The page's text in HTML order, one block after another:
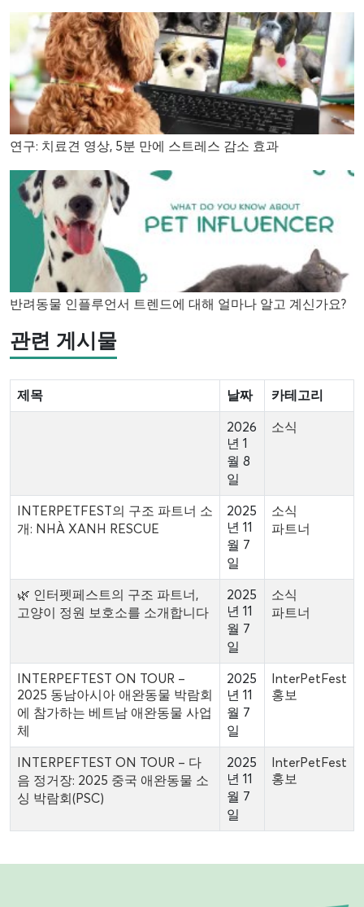
연구: 치료견 영상, 5분 만에 스트레스 감소 효과
반려동물 인플루언서 트렌드에 대해 얼마나 알고 계신가요?
관련 게시물
제목 날짜
카테고리
2026
년 1
월 8
일
소식
INTERPETFEST의 구조 파트너 소
개: NHÀ XANH RESCUE
2025
년 11
월 7
일
소식
파트너
🌿 인터펫페스트의 구조 파트너,
고양이 정원 보호소를 소개합니다
2025
년 11
월 7
일
소식
파트너
INTERPEFTEST ON TOUR –
2025 동남아시아 애완동물 박람회
에 참가하는 베트남 애완동물 사업
체
2025
년 11
월 7
일
InterPetFest
홍보
INTERPEFTEST ON TOUR – 다
음 정거장: 2025 중국 애완동물 소
싱 박람회(PSC)
2025
년 11
월 7
일
InterPetFest
홍보